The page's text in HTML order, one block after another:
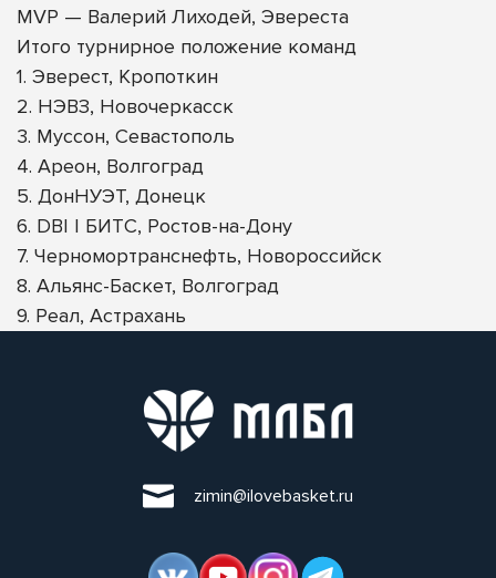
MVP — Валерий Лиходей, Эвереста
Итого турнирное положение команд
1. Эверест, Кропоткин
2. НЭВЗ, Новочеркасск
3. Муссон, Севастополь
4. Ареон, Волгоград
5. ДонНУЭТ, Донецк
6. DBI | БИТС, Ростов-на-Дону
7. Черномортранснефть, Новороссийск
8. Альянс-Баскет, Волгоград
9. Реал, Астрахань
zimin@ilovebasket.ru